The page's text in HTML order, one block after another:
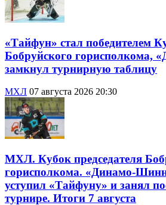
«Тайфун» стал победителем
Бобруйского горисполкома,
замкнул турнирную таблицу
МХЛ 07 августа 2026 20:30
МХЛ. Кубок председателя
горисполкома. «Динамо-
уступил «Тайфуну» и занял
турнире. Итоги 7 августа